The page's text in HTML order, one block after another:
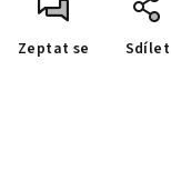
Zeptat se Sdílet